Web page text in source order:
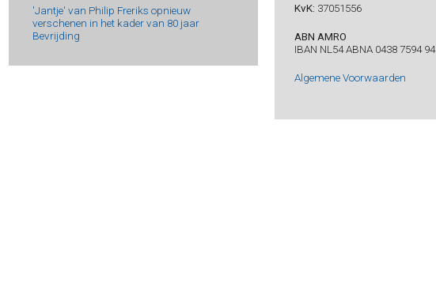
'Jantje' van Philip Freriks opnieuw
verschenen in het kader van 80 jaar
Bevrijding
KvK: 37051556
ABN AMRO
IBAN NL54 ABNA 0438 7594 94
Algemene Voorwaarden